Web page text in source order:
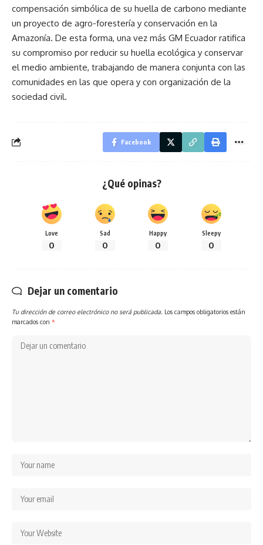
compensación simbólica de su huella de carbono mediante
un proyecto de agro-forestería y conservación en la
Amazonía. De esta forma, una vez más GM Ecuador ratifica
su compromiso por reducir su huella ecológica y conservar
el medio ambiente, trabajando de manera conjunta con las
comunidades en las que opera y con organización de la
sociedad civil.
Facebook
¿Qué opinas?
Love
0
Sad
0
Happy
0
Sleepy
0
Dejar un comentario
Tu dirección de correo electrónico no será publicada. Los campos obligatorios están
marcados con *